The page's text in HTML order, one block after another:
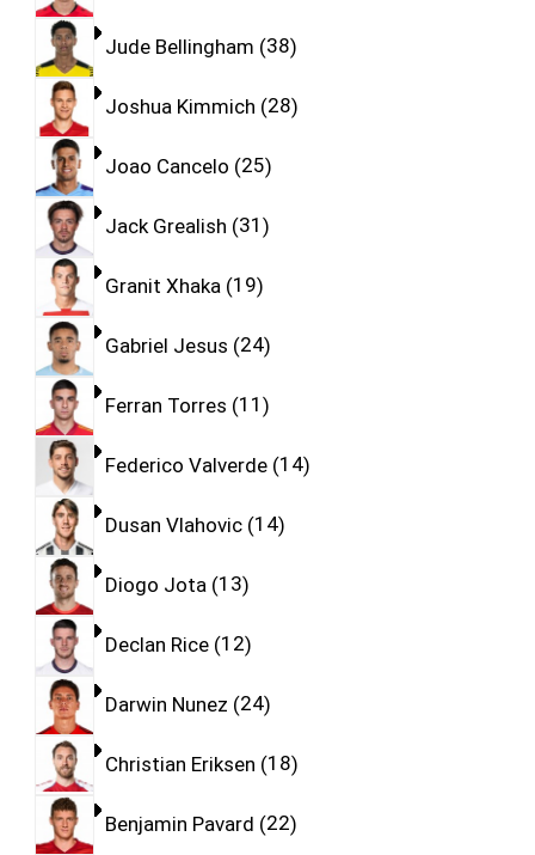
Jude Bellingham 38
Joshua Kimmich 28
Joao Cancelo 25
Jack Grealish 31
Granit Xhaka 19
Gabriel Jesus 24
Ferran Torres 11
Federico Valverde 14
Dusan Vlahovic 14
Diogo Jota 13
Declan Rice 12
Darwin Nunez 24
Christian Eriksen 18
Benjamin Pavard 22